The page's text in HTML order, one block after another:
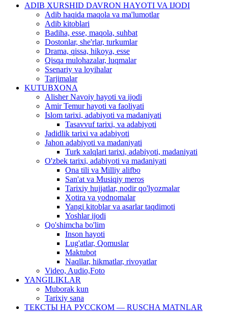
ADIB XURSHID DAVRON HAYOTI VA IJODI
Adib haqida maqola va ma'lumotlar
Adib kitoblari
Badiha, esse, maqola, suhbat
Dostonlar, she'rlar, turkumlar
Drama, qissa, hikoya, esse
Qisqa mulohazalar, luqmalar
Ssenariy va loyihalar
Tarjimalar
KUTUBXONA
Alisher Navoiy hayoti va ijodi
Amir Temur hayoti va faoliyati
Islom tarixi, adabiyoti va madaniyati
Tasavvuf tarixi, va adabiyoti
Jadidlik tarixi va adabiyoti
Jahon adabiyoti va madaniyati
Turk xalqlari tarixi, adabiyoti, madaniyati
O'zbek tarixi, adabiyoti va madaniyati
Ona tili va Milliy alifbo
San'at va Musiqiy meros
Tarixiy hujjatlar, nodir qo'lyozmalar
Xotira va yodnomalar
Yangi kitoblar va asarlar taqdimoti
Yoshlar ijodi
Qo'shimcha bo'lim
Inson hayoti
Lug'atlar, Qomuslar
Maktubot
Naqllar, hikmatlar, rivoyatlar
Video, Audio,Foto
YANGILIKLAR
Muborak kun
Tarixiy sana
ТЕКСТЫ НА РУССКОМ — RUSCHA MATNLAR